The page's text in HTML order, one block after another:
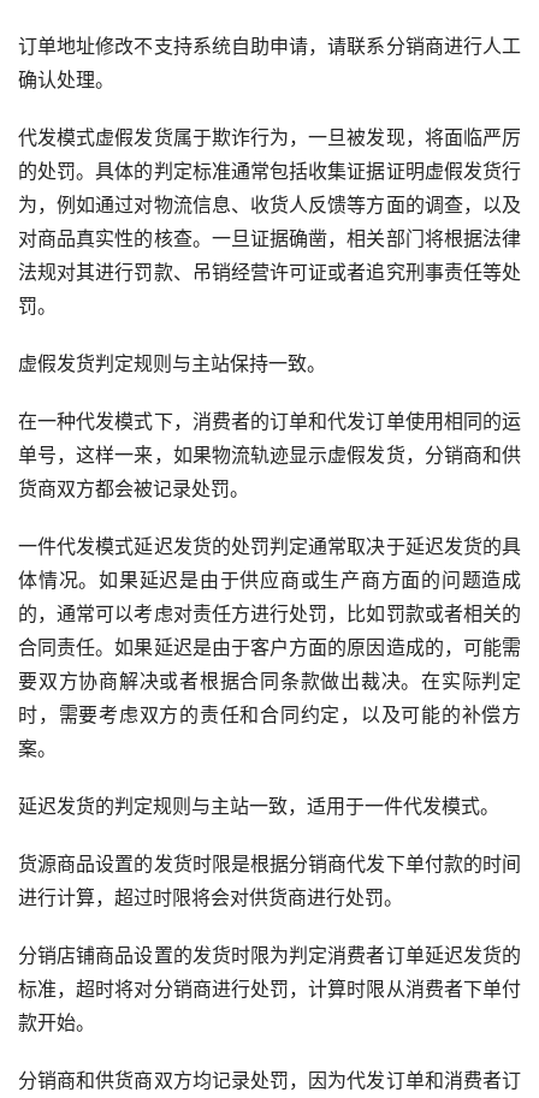
订单地址修改不支持系统自助申请，请联系分销商进行人工
确认处理。
代发模式虚假发货属于欺诈行为，一旦被发现，将面临严厉
的处罚。具体的判定标准通常包括收集证据证明虚假发货行
为，例如通过对物流信息、收货人反馈等方面的调查，以及
对商品真实性的核查。一旦证据确凿，相关部门将根据法律
法规对其进行罚款、吊销经营许可证或者追究刑事责任等处
罚。
虚假发货判定规则与主站保持一致。
在一种代发模式下，消费者的订单和代发订单使用相同的运
单号，这样一来，如果物流轨迹显示虚假发货，分销商和供
货商双方都会被记录处罚。
一件代发模式延迟发货的处罚判定通常取决于延迟发货的具
体情况。如果延迟是由于供应商或生产商方面的问题造成
的，通常可以考虑对责任方进行处罚，比如罚款或者相关的
合同责任。如果延迟是由于客户方面的原因造成的，可能需
要双方协商解决或者根据合同条款做出裁决。在实际判定
时，需要考虑双方的责任和合同约定，以及可能的补偿方
案。
延迟发货的判定规则与主站一致，适用于一件代发模式。
货源商品设置的发货时限是根据分销商代发下单付款的时间
进行计算，超过时限将会对供货商进行处罚。
分销店铺商品设置的发货时限为判定消费者订单延迟发货的
标准，超时将对分销商进行处罚，计算时限从消费者下单付
款开始。
分销商和供货商双方均记录处罚，因为代发订单和消费者订